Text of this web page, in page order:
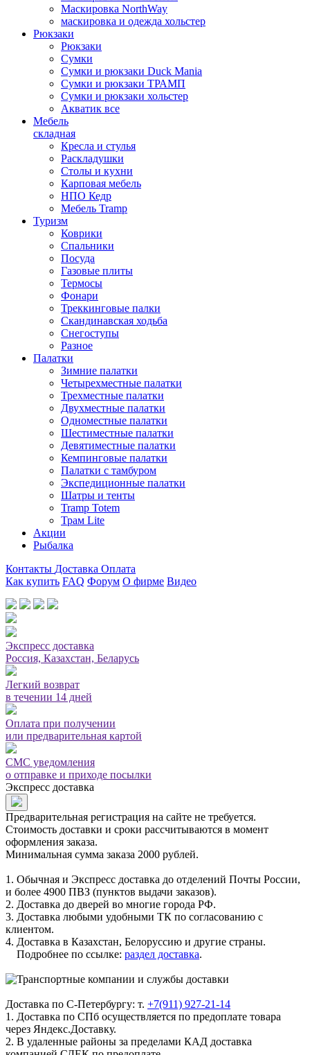
Маскировка NorthWay
маскировка и одежда хольстер
Рюкзаки
Рюкзаки
Сумки
Сумки и рюкзаки Duck Mania
Сумки и рюкзаки ТРАМП
Сумки и рюкзаки хольстер
Акватик все
Мебель
складная
Кресла и стулья
Раскладушки
Столы и кухни
Карповая мебель
НПО Кедр
Мебель Tramp
Туризм
Коврики
Спальники
Посуда
Газовые плиты
Термосы
Фонари
Треккинговые палки
Скандинавская ходьба
Снегоступы
Разное
Палатки
Зимние палатки
Четырехместные палатки
Трехместные палатки
Двухместные палатки
Одноместные палатки
Шестиместные палатки
Девятиместные палатки
Кемпинговые палатки
Палатки с тамбуром
Экспедиционные палатки
Шатры и тенты
Tramp Totem
Трам Lite
Акции
Рыбалка
Контакты Доставка Оплата
Как купить FAQ Форум О фирме Видео
Экспресс доставка
Россия, Казахстан, Беларусь
Легкий возврат
в течении 14 дней
Оплата при получении
или предварительная картой
СМС уведомления
о отправке и приходе посылки
Экспресс доставка
Предварительная регистрация на сайте не требуется.
Стоимость доставки и сроки рассчитываются в момент
оформления заказа.
Минимальная сумма заказа 2000 рублей.
1. Обычная и Экспресс доставка до отделений Почты России,
и более 4900 ПВЗ (пунктов выдачи заказов).
2. Доставка до дверей во многие города РФ.
3. Доставка любыми удобными ТК по согласованию с
клиентом.
4. Доставка в Казахстан, Белоруссию и другие страны.
Подробнее по ссылке: раздел доставка.
Доставка по С-Петербургу: т. +7(911) 927-21-14
1. Доставка по СПб осуществляется по предоплате товара
через Яндекс.Доставку.
2. В удаленные районы за пределами КАД доставка